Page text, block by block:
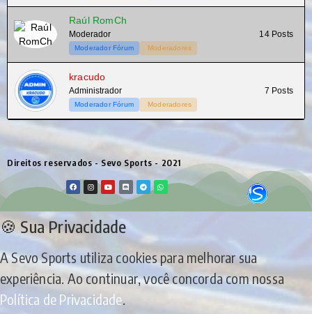
Raúl RomCh
Moderador
Moderador Fórum Moderadores
14 Posts
kracudo
Administrador
Moderador Fórum Moderadores
7 Posts
Direitos reservados - Sevo Sports - 2021
🍪 Sua Privacidade
A Sevo Sports utiliza cookies para melhorar sua
experiência. Ao continuar, você concorda com nossa
Política de Privacidade.